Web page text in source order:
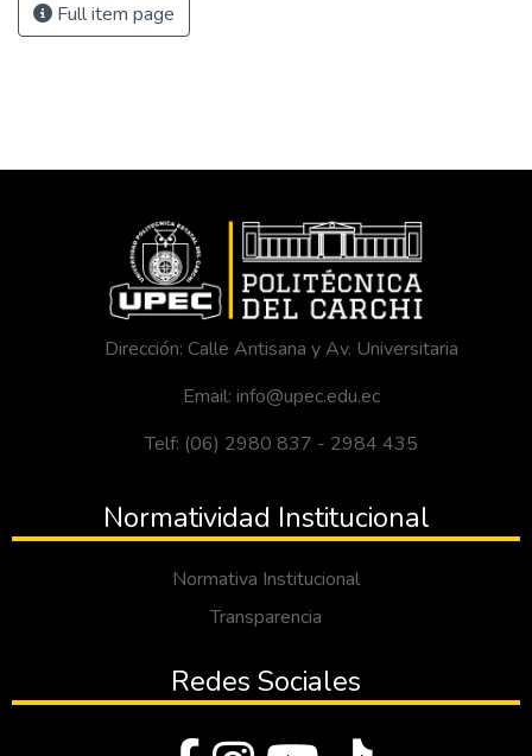
Full item page
Dirección: Calle Antisana y Av. Universitaria
Email: info@upec.edu.ec
Telf: (06) 2980 837 - 2984 435
Normatividad Institucional
Normativa Institucional
Transparencia
Redes Sociales